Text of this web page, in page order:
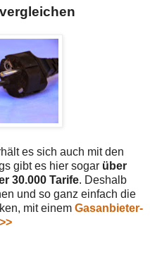
es sich auch mit den
gibt es hier sogar über
30.000 Tarife. Deshalb
und so ganz einfach die
mit einem Gasanbieter-